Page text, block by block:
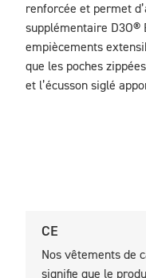
renforcée et permet
supplémentaire D3O®
empiècements
que les poches
et l’écusson siglé
CE
Nos vêtements de
signifie que le